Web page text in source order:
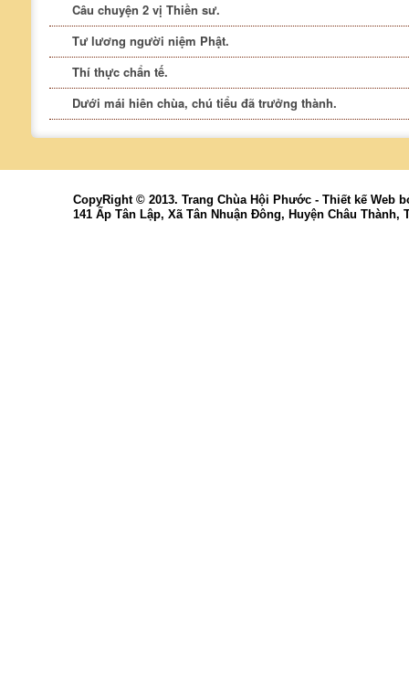
Câu chuyện 2 vị Thiền sư.
Tư lương người niệm Phật.
Thí thực chẩn tế.
Dưới mái hiên chùa, chú tiểu đã trưởng thành.
CopyRight © 2013. Trang Chùa Hội Phước - Thiết kế Web
141 Ấp Tân Lập, Xã Tân Nhuận Đông, Huyện Châu Thành,